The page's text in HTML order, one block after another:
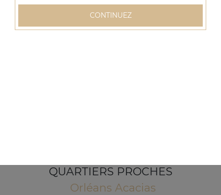
QUARTIERS PROCHES
Orléans Acacias
CONTINUEZ